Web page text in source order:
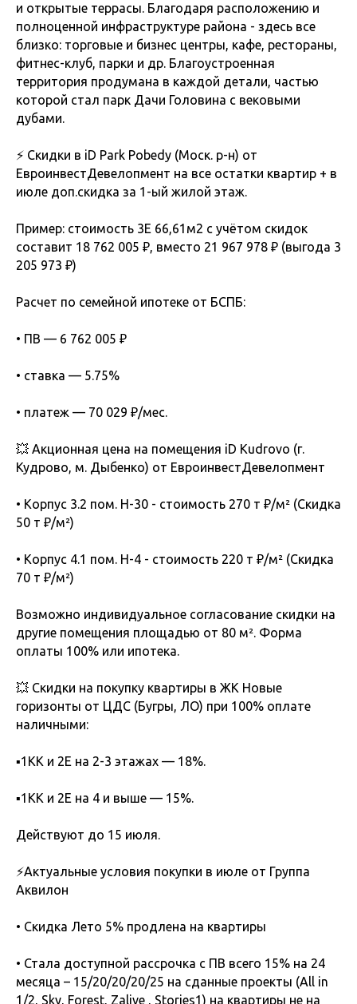
и открытые террасы. Благодаря расположению и
полноценной инфраструктуре района - здесь все
близко: торговые и бизнес центры, кафе, рестораны,
фитнес-клуб, парки и др. Благоустроенная
территория продумана в каждой детали, частью
которой стал парк Дачи Головина с вековыми
дубами.
⚡️ Скидки в iD Park Pobedy (Моск. р-н) от
ЕвроинвестДевелопмент на все остатки квартир + в
июле доп.скидка за 1-ый жилой этаж.
Пример: стоимость 3Е 66,61м2 с учётом скидок
составит 18 762 005 ₽, вместо 21 967 978 ₽ (выгода 3
205 973 ₽)
Расчет по семейной ипотеке от БСПБ:
• ПВ — 6 762 005 ₽
• ставка — 5.75%
• платеж — 70 029 ₽/мес.
💥 Акционная цена на помещения iD Kudrovo (г.
Кудрово, м. Дыбенко) от ЕвроинвестДевелопмент
• Корпус 3.2 пом. Н-30 - стоимость 270 т ₽/м² (Скидка
50 т ₽/м²)
• Корпус 4.1 пом. Н-4 - стоимость 220 т ₽/м² (Скидка
70 т ₽/м²)
Возможно индивидуальное согласование скидки на
другие помещения площадью от 80 м². Форма
оплаты 100% или ипотека.
💥 Скидки на покупку квартиры в ЖК Новые
горизонты от ЦДС (Бугры, ЛО) при 100% оплате
наличными:
▪️1КК и 2Е на 2-3 этажах — 18%.
▪️1КК и 2Е на 4 и выше — 15%.
Действуют до 15 июля.
⚡️Актуальные условия покупки в июле от Группа
Аквилон
• Скидка Лето 5% продлена на квартиры
• Стала доступной рассрочка с ПВ всего 15% на 24
месяца – 15/20/20/20/25 на сданные проекты (All in
1/2, Sky, Forest, Zalive , Stories1) на квартиры не на